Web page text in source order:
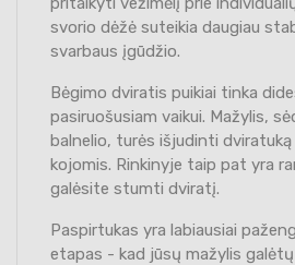
svorio dėžė suteikia daugiau
svarbaus įgūdžio.
Bėgimo dviratis puikiai tinka
pasiruošusiam vaikui. Mažylis,
balnelio, turės išjudinti
kojomis. Rinkinyje taip pat yra
galėsite stumti dviratį.
Paspirtukas yra labiausiai
etapas - kad jūsų mažylis